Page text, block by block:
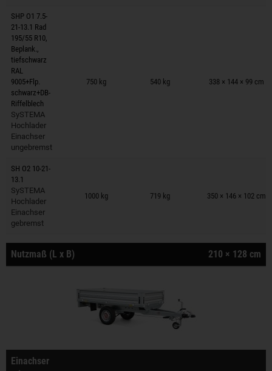
SHP O1 7.5-
21-13.1 Rad
195/55 R10,
Beplank.,
tiefschwarz
RAL
9005+Flp.
schwarz+DB-
Riffelblech
SySTEMA
Hochlader
Einachser
ungebremst
750 kg 540 kg 338 × 144 × 99 cm
Anhänger auf Merkzettel
SH O2 10-21-
13.1
SySTEMA
Hochlader
Einachser
gebremst
1000 kg 719 kg 350 × 146 × 102 cm
Anhänger auf Merkzettel
Nutzmaß (L x B) 210 × 128 cm
Einachser